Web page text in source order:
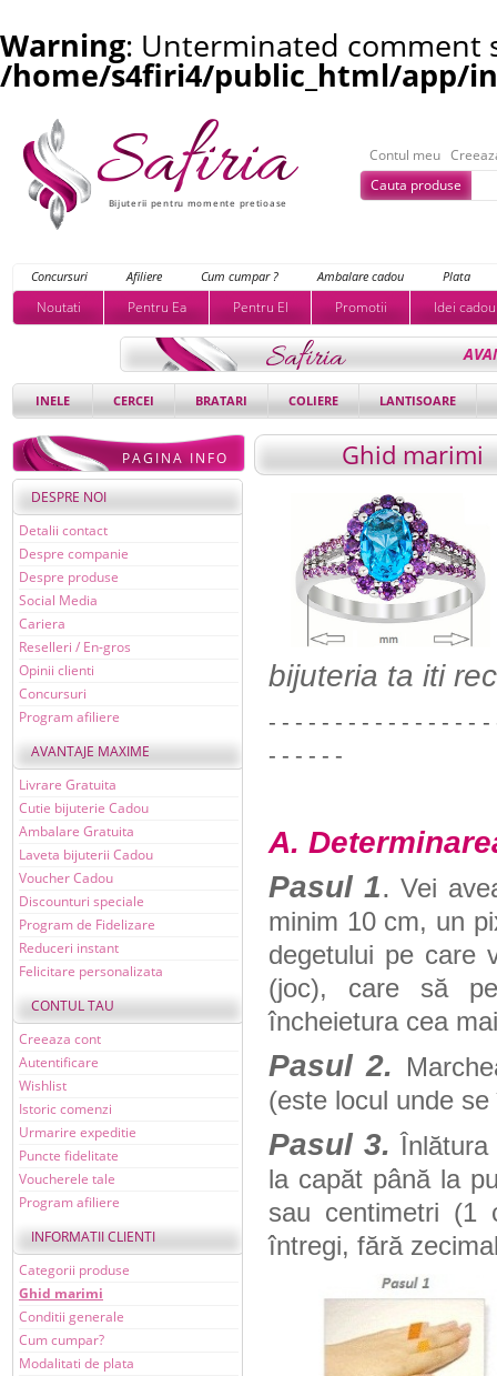
Warning: Unterminated comment
/home/s4firi4/public_html/app/
Bijuterii pentru momente pretioase
Contul meu
Cauta produse
Concursuri Afiliere Cum cumpar ? Ambalare cadou Plata
Noutati Pentru Ea Pentru El Promotii Idei
INELE CERCEI BRATARI COLIERE LANTISOARE
PAGINA INFO
DESPRE NOI
Detalii contact
Despre companie
Despre produse
Social Media
Cariera
Reselleri / En-gros
Opinii clienti
Concursuri
Program afiliere
AVANTAJE MAXIME
Livrare Gratuita
Cutie bijuterie Cadou
Ambalare Gratuita
Laveta bijuterii Cadou
Voucher Cadou
Discounturi speciale
Program de Fidelizare
Reduceri instant
Felicitare personalizata
CONTUL TAU
Creeaza cont
Autentificare
Wishlist
Istoric comenzi
Urmarire expeditie
Puncte fidelitate
Voucherele tale
Program afiliere
INFORMATII CLIENTI
Categorii produse
Ghid marimi
Conditii generale
Cum cumpar?
Modalitati de plata
Ghid marimi
bijuteria ta iti
- - - - - - - - - - - - - - - -
- - - - - -
A.
Pasul 1. Vei
minim 10 cm, un
degetului pe care
(joc), care să
încheietura cea
Pasul 2.
(este locul unde
Pasul 3.
la capăt până la
sau centimetri (1
întregi, fără